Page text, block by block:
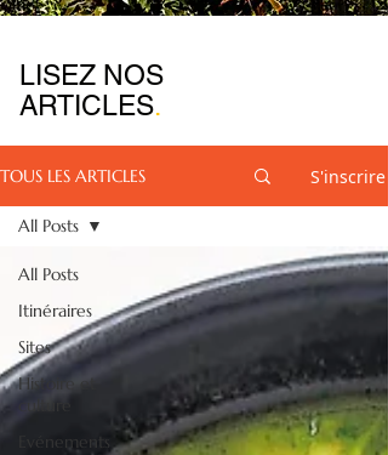
LISEZ NOS
ARTICLES.
TOUS LES ARTICLES S'inscrire
All Posts
Itinéraires
Sites
Histoire et
Evénements
All Posts